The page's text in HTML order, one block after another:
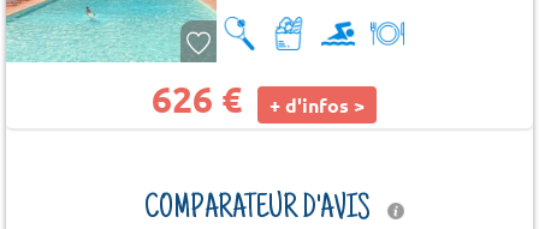
626 € + d'infos >
COMPARATEUR D'AVIS